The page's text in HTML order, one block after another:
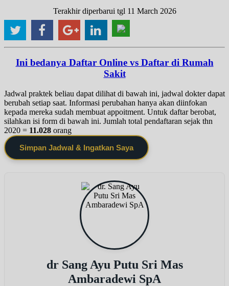
Terakhir diperbarui tgl 11 March 2026
Ini bedanya Daftar Online vs Daftar di Rumah
Sakit
Jadwal praktek beliau dapat dilihat di bawah ini, jadwal dokter dapat
berubah setiap saat. Informasi perubahan hanya akan diinfokan
kepada mereka sudah membuat appoitment. Untuk daftar berobat,
silahkan isi form di bawah ini. Jumlah total pendaftaran sejak thn
2020 = 11.028 orang
Simpan Jadwal & Ingatkan Saya
dr Sang Ayu Putu Sri Mas
Ambaradewi SpA